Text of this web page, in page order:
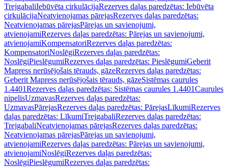
TrejgabaliIebūvēta cirkulācijaRezerves daļas paredzētas: Iebūvēta
cirkulācijaNeatvienojamas pārejasRezerves daļas paredzētas:
Neatvienojamas pārejasPārejas un savienojumi,
atvienojamiRezerves daļas paredzētas: Pārejas un savienojumi,
atvienojamiKompensatoriRezerves daļas paredzētas:
KompensatoriNoslēgiRezerves daļas paredzētas:
NoslēgiPieslēgumiRezerves daļas paredzētas: PieslēgumiGeberit
Mapress nerūsējošais tērauds, gāzeRezerves daļas paredzētas:
Geberit Mapress nerūsējošais tērauds, gāzeSistēmas caurules
1.4401Rezerves daļas paredzētas: Sistēmas caurules 1.4401Caurules
nipelisUzmavasRezerves daļas paredzētas:
UzmavasPārejasRezerves daļas paredzētas: PārejasLīkumiRezerves
daļas paredzētas: LīkumiTrejgabaliRezerves daļas paredzētas:
TrejgabaliNeatvienojamas pārejasRezerves daļas paredzētas:
Neatvienojamas pārejasPārejas un savienojumi,
atvienojamiRezerves daļas paredzētas: Pārejas un savienojumi,
atvienojamiNoslēgiRezerves daļas paredzētas:
NoslēgiPieslēgumiRezerves daļas paredzētas: